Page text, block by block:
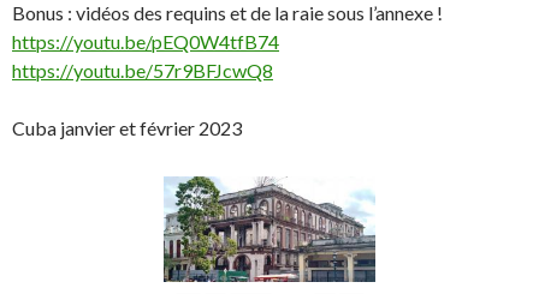
Bonus : vidéos des requins et de la raie sous l’annexe !
https://youtu.be/pEQ0W4tfB74
https://youtu.be/57r9BFJcwQ8
Cuba janvier et février 2023